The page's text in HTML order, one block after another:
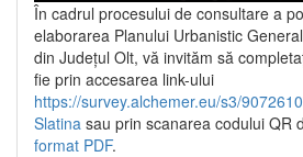
În cadrul procesului de consultare a
elaborarea Planului Urbanistic
din Județul Olt, vă invităm să
fie prin accesarea link-ului
https://survey.alchemer.eu/s3/
Slatina sau prin scanarea codului QR
format PDF.